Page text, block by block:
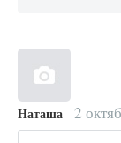
Наташа 2